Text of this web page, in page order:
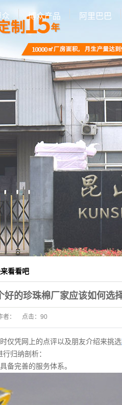
博众产品
EPE珍珠棉
异型EPE
EPE定制
阿里巴巴
看看吧
好的珍珠棉厂家应该如何选
者： 点击： 90
仅凭网上的点评以及朋友介绍来挑选
归纳剖析：
备完善的服务体系。